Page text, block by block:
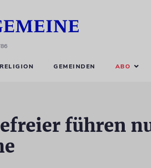
RELIGION GEMEINDEN ABO
führen